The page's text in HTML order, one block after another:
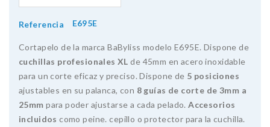
Referencia E695E
Cortapelo de la marca BaByliss modelo E695E. Dispone de
cuchillas profesionales XL de 45mm en acero inoxidable
para un corte eficaz y preciso. Dispone de 5 posiciones
ajustables en su palanca, con 8 guías de corte de 3mm a
25mm para poder ajustarse a cada pelado.Accesorios
incluidos como peine. cepillo o protector para la cuchilla.